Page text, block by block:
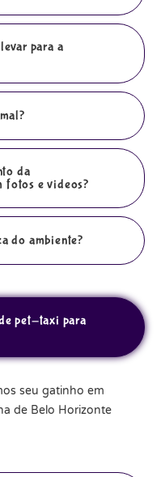
para a
da
fotos e videos?
do ambiente?
pet-taxi para
seu gatinho em
de Belo Horizonte